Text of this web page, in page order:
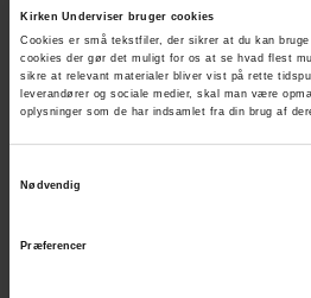
Kirken Underviser bruger cookies
Cookies er små tekstfiler, der sikrer at du kan
cookies der gør det muligt for os at se hvad flest
sikre at relevant materialer bliver vist på rette
leverandører og sociale medier, skal man være
oplysninger som de har indsamlet fra din brug af
Nødvendig
Præferencer